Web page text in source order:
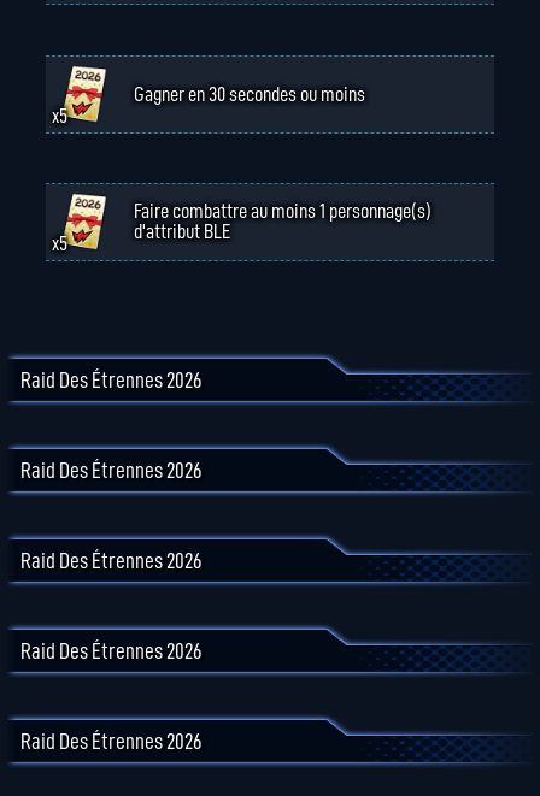
x5
Gagner en 30 secondes ou moins
x5
Faire combattre au moins 1 personnage(s)
d'attribut BLE
Raid Des Étrennes 2026
Raid Des Étrennes 2026
Raid Des Étrennes 2026
Raid Des Étrennes 2026
Raid Des Étrennes 2026